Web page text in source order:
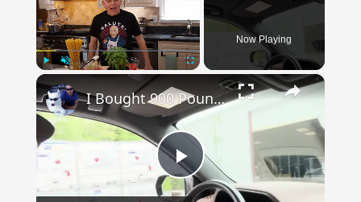
Now Playing
×
Play
I Bought 900 Pounds of Survival Food! Vlog